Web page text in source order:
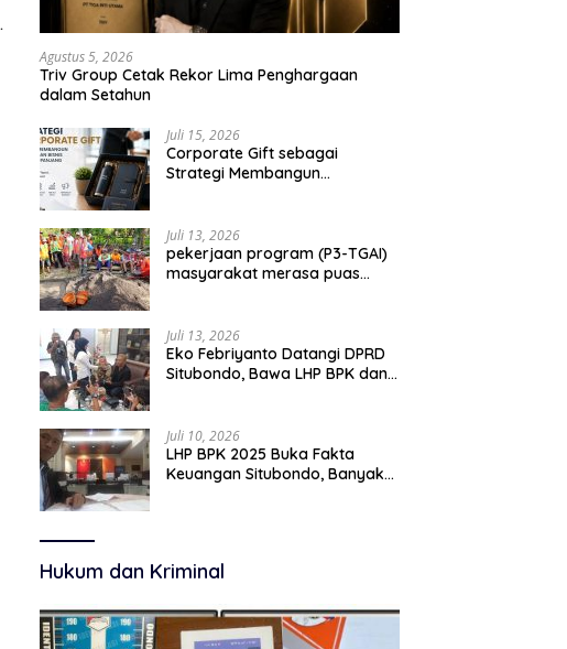
Haul Masyayikh 2026 Berjalan
Sekitar 100 Ribu Jamaah
dan Soliditas TNI-Polri Jaga
Agustus 5, 2026
Triv Group Cetak Rekor Lima Penghargaan
dalam Setahun
Juli 15, 2026
Corporate Gift sebagai
Strategi Membangun
Juli 13, 2026
pekerjaan program (P3-TGAI)
masyarakat merasa puas
Juli 13, 2026
Eko Febriyanto Datangi DPRD
Situbondo, Bawa LHP BPK dan
Juli 10, 2026
LHP BPK 2025 Buka Fakta
Keuangan Situbondo, Banyak
Hukum dan Kriminal